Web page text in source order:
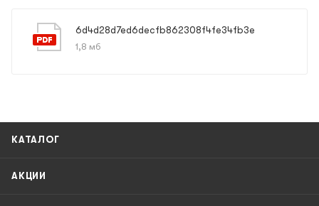
6d4d28d7ed6decfb862308f4fe34fb3e
1,8 мб
КАТАЛОГ
АКЦИИ